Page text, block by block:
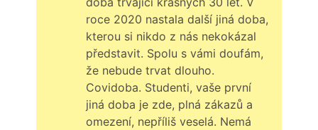
roce 2020 nastala další jiná doba,
kterou si nikdo z nás nekokázal
představit. Spolu s vámi doufám,
že nebude trvat dlouho.
Covidoba. Studenti, vaše první
jiná doba je zde, plná zákazů a
omezení, nepříliš veselá. Nemá